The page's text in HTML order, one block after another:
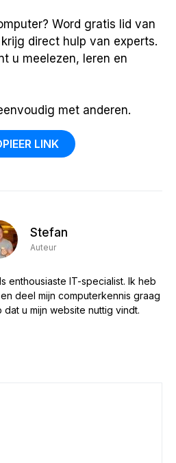
Word gratis lid van
direct hulp van experts.
u meelezen, leren en
met anderen.
LINK
Stefan
Auteur
enthousiaste IT-specialist. Ik heb
deel mijn computerkennis graag
u mijn website nuttig vindt.